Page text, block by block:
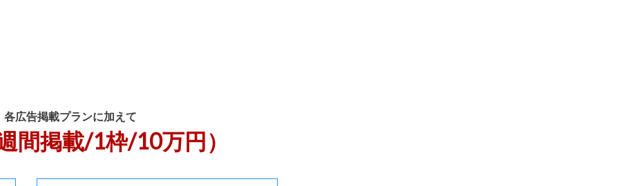
広告掲載プランに加えて
間掲載/1枠/10万円）